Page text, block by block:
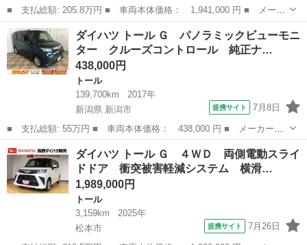
■ 支払総額: 205.8万円 ■ 車両本体価格： 1,941,000 円 ■ メーカ
ー名： ダイハツ ■ 車種名： トール ■ グレード名： Ｇ ４Ｗ
Ｄ 両側電動スライドドア 衝突被害軽減システム 横滑り防止機
能 オート...
長野 木曽郡 トール
ダイハツ トール Ｇ パノラミックビューモニ
ター クルーズコントロール 純正ナ…
438,000円
トール
139,700km
2017年
新潟県 新潟市
提携サイト 7月8日
■ 支払総額: 55万円 ■ 車両本体価格： 438,000 円 ■ メーカー
名： ダイハツ ■ 車種名： トール ■ グレード名： Ｇ パノラ
ミックビューモニター クルーズコントロール 純正ナビ フルセ
グ ＢＴオーディオ...
新潟 新潟市 トール
ダイハツ トール Ｇ ４ＷＤ 両側電動スライ
ドドア 衝突被害軽減システム 横滑…
1,989,000円
トール
3,159km
2025年
松本市
提携サイト 7月26日